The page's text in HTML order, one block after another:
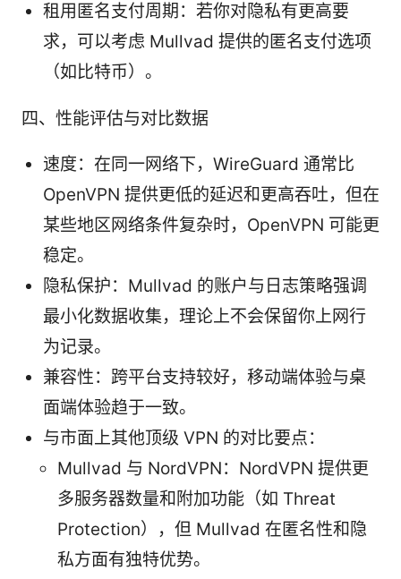
租用匿名支付周期：若你对隐私有更高要
求，可以考虑 Mullvad 提供的匿名支付选项
（如比特币）。
四、性能评估与对比数据
速度：在同一网络下，WireGuard 通常比
OpenVPN 提供更低的延迟和更高吞吐，但在
某些地区网络条件复杂时，OpenVPN 可能更
稳定。
隐私保护：Mullvad 的账户与日志策略强调
最小化数据收集，理论上不会保留你上网行
为记录。
兼容性：跨平台支持较好，移动端体验与桌
面端体验趋于一致。
与市面上其他顶级 VPN 的对比要点：
Mullvad 与 NordVPN：NordVPN 提供更
多服务器数量和附加功能（如 Threat
Protection），但 Mullvad 在匿名性和隐
私方面有独特优势。